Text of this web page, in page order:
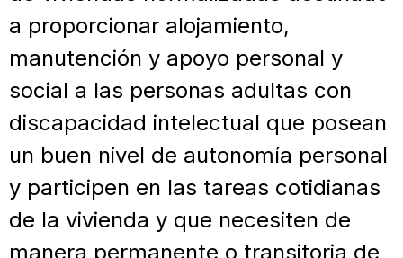
a proporcionar alojamiento,
manutención y apoyo personal y
social a las personas adultas con
discapacidad intelectual que posean
un buen nivel de autonomía personal
y participen en las tareas cotidianas
de la vivienda y que necesiten de
manera permanente o transitoria de